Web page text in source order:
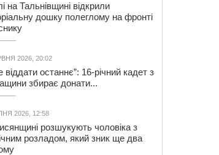
на Тальнівщині відкрили
дошку полеглому на фронті
2026, 20:02
віддати останнє”: 16-річний кадет з
збирає донати...
2026, 12:58
розшукують чоловіка з
розладом, який зник ще два